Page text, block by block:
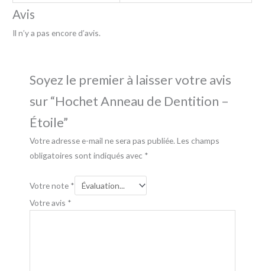
Avis
Il n’y a pas encore d’avis.
Soyez le premier à laisser votre avis
sur “Hochet Anneau de Dentition –
Étoile”
Votre adresse e-mail ne sera pas publiée. Les champs
obligatoires sont indiqués avec *
Votre note *
Votre avis *